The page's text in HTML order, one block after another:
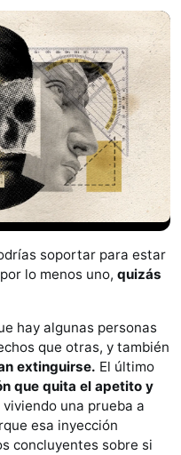
soportar para estar
lo menos uno, quizás
hay algunas personas
que otras, y también
extinguirse. El último
que quita el apetito y
viviendo una prueba a
esa inyección
concluyentes sobre si